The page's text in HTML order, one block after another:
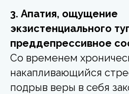
3. Апатия, ощущение
экзистенциального
преддепрессивное
Со временем
накапливающийся
подрыв веры в себя